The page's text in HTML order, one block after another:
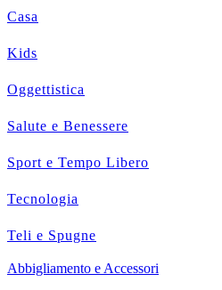
Casa
Kids
Oggettistica
Salute e Benessere
Sport e Tempo Libero
Tecnologia
Teli e Spugne
Abbigliamento e Accessori